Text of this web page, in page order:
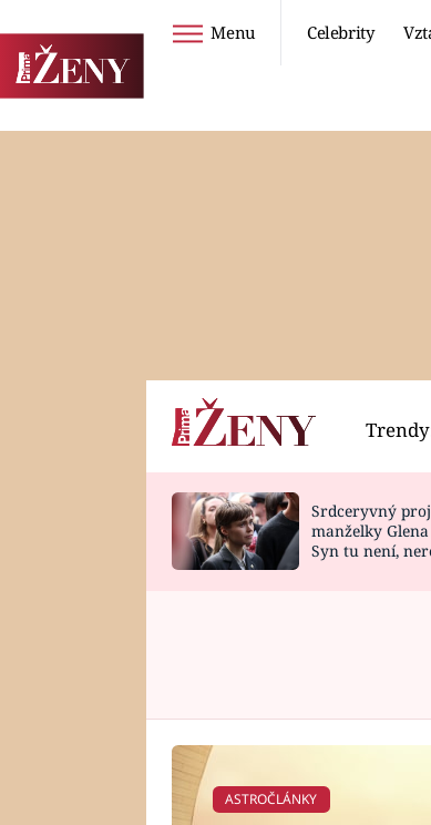
Menu Celebrity
Horoskopy
HOROSKOP NA
Video
VAŘENÍ
Srdceryvný
manželky
Syn tu není,
ASTROČLÁNKY